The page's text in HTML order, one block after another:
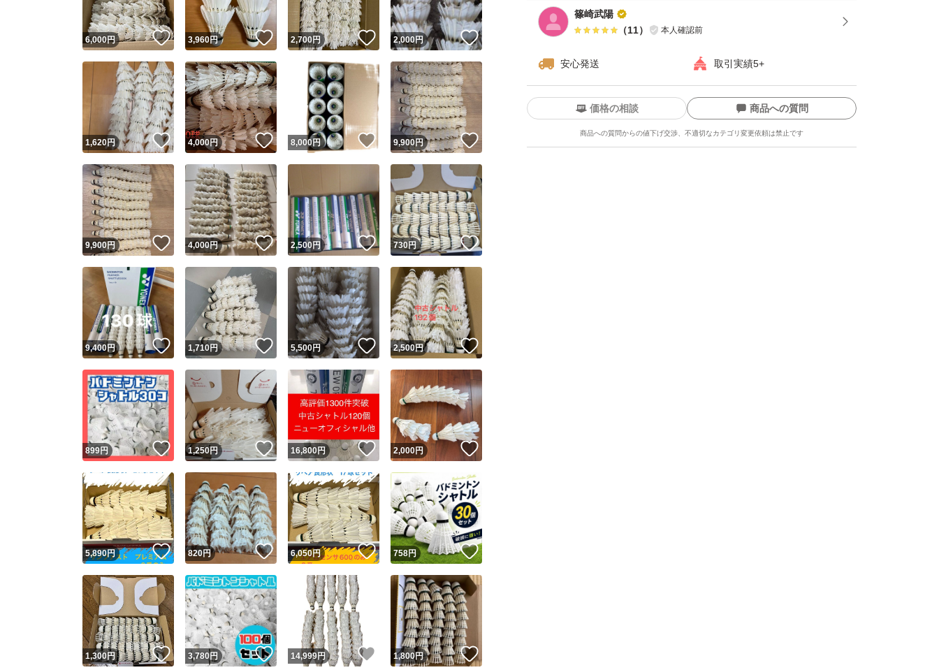
篠崎武陽
（11） 本人確認前
安心発送 取引実績5+
ユーザーの実績について
Yahoo!フリマが定めた一定の基準を満たしたユーザーにバッジを付与しています
安心取引出品者
安心取引出品者 Yahoo!フリマの基準をクリアした安心・安全なユーザーです
取引実績
取引実績◯+ このユーザーはYahoo!フリマの取引を完了させた実績があります
他フリマ実績◯+ このユーザーは他フリマサービスでの取引実績があります
スピード&安心発送
※このバッジは実績に基づく表示であり、発送を保証しているものではありません
スピード＆安心発送
このユーザーは高頻度で24時間以内＆設定した発送日数内に発送してい
ます
価格の相談 商品への質問
商品への質問からの値下げ交渉、不適切なカテゴリ変更依頼は禁止です
この商品の情報をコピーします
商品画像の無断転載は禁止されています
コピーは1商品につき1回 です
出品ページへ
キャンセル
6,000円 いいね！
3,960円 いいね！
2,700円 いいね！
2,000円 いいね！
1,620円 いいね！
4,000円 いいね！
8,000円 いいね！
9,900円 いいね！
9,900円 いいね！
4,000円 いいね！
2,500円 いいね！
730円 いいね！
9,400円 いいね！
1,710円 いいね！
5,500円 いいね！
2,500円
899円 いいね！
1,250円 いいね！
16,800円 いいね！
2,000円
5,890円 いいね！
820円 いいね！
6,050円 いいね！
758円 いいね！
1,300円 いいね！
3,780円 いいね！
14,999円 いいね！
1,800円